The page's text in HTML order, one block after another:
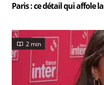
Paris : ce détail qui affole
2 min